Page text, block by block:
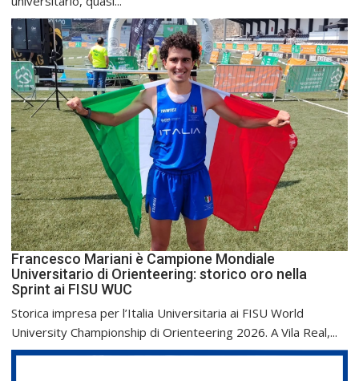
Francesco Mariani è Campione Mondiale
Universitario di Orienteering: storico oro nella
Sprint ai FISU WUC
Storica impresa per l’Italia Universitaria ai FISU World
University Championship di Orienteering 2026. A Vila Real,...